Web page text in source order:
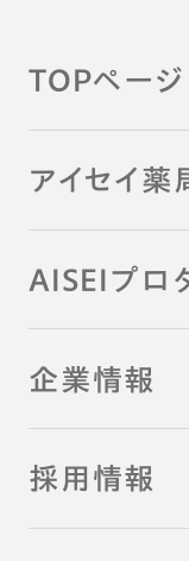
TOPページ
アイセイ薬
AISEIプロ
企業情報
採用情報